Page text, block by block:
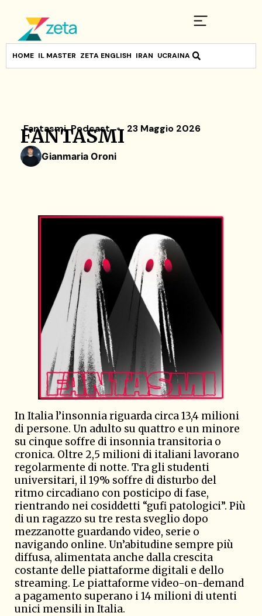
HOME IL MASTER ZETA ENGLISH IRAN UCRAINA
Fantasmi,Podcast 23 Maggio 2026
FANTASMI
Gianmaria Oroni
In Italia l’insonnia riguarda circa 13,4 milioni
di persone. Un adulto su quattro e un minore
su cinque soffre di insonnia transitoria o
cronica. Oltre 2,5 milioni di italiani lavorano
regolarmente di notte. Tra gli studenti
universitari, il 19% soffre di disturbo del
ritmo circadiano con posticipo di fase,
rientrando nei cosiddetti “gufi patologici”. Più
di un ragazzo su tre resta sveglio dopo
mezzanotte guardando video, serie o
navigando online. Un’abitudine sempre più
diffusa, alimentata anche dalla crescita
costante delle piattaforme digitali e dello
streaming. Le piattaforme video-on-demand
a pagamento superano i 14 milioni di utenti
unici mensili in Italia.